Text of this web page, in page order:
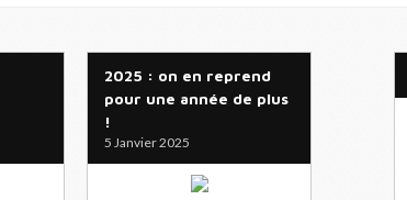
2025 : on en reprend
pour une année de plus
!
5 Janvier 2025